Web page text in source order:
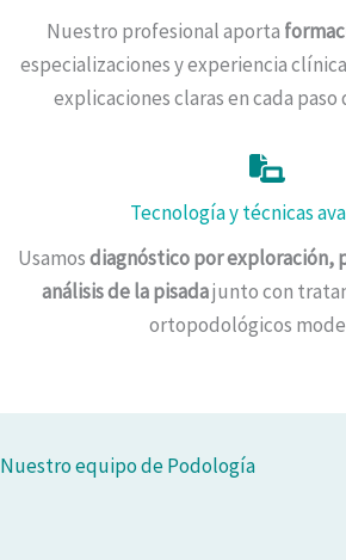
Nuestro profesional aporta
especializaciones y experiencia
explicaciones claras en cada
Tecnología y técnicas
Usamosdiagnóstico por exploración,
análisis de la pisadajunto con
ortopodológicos
Nuestro equipo de Podología